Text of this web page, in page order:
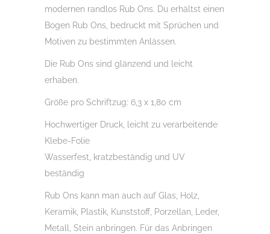
Glas,
Holz,
Raysin
modernen randlos Rub Ons. Du erhältst einen
Bogen Rub Ons, bedruckt mit Sprüchen und
Motiven zu bestimmten Anlässen.
Die Rub Ons sind glänzend und leicht
erhaben.
Größe pro Schriftzug: 6,3 x 1,80 cm
Hochwertiger Druck, leicht zu verarbeitende
Klebe-Folie
Wasserfest, kratzbeständig und UV
beständig
Rub Ons kann man auch auf Glas, Holz,
Keramik, Plastik, Kunststoff, Porzellan, Leder,
Metall, Stein anbringen. Für das Anbringen